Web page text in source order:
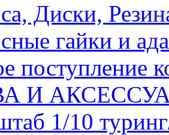
Диски,
гайки и
поступление
И
1/10